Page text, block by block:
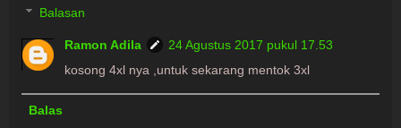
Balasan
Ramon Adila
24 Agustus 2017 pukul 17.53
kosong 4xl nya ,untuk sekarang mentok 3xl
Balas